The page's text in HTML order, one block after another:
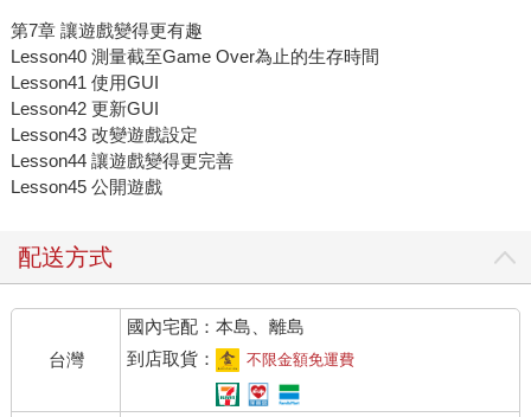
第7章 讓遊戲變得更有趣
Lesson40 測量截至Game Over為止的生存時間
Lesson41 使用GUI
Lesson42 更新GUI
Lesson43 改變遊戲設定
Lesson44 讓遊戲變得更完善
Lesson45 公開遊戲
配送方式
台灣
國內宅配：本島、離島
到店取貨：
不限金額免運費